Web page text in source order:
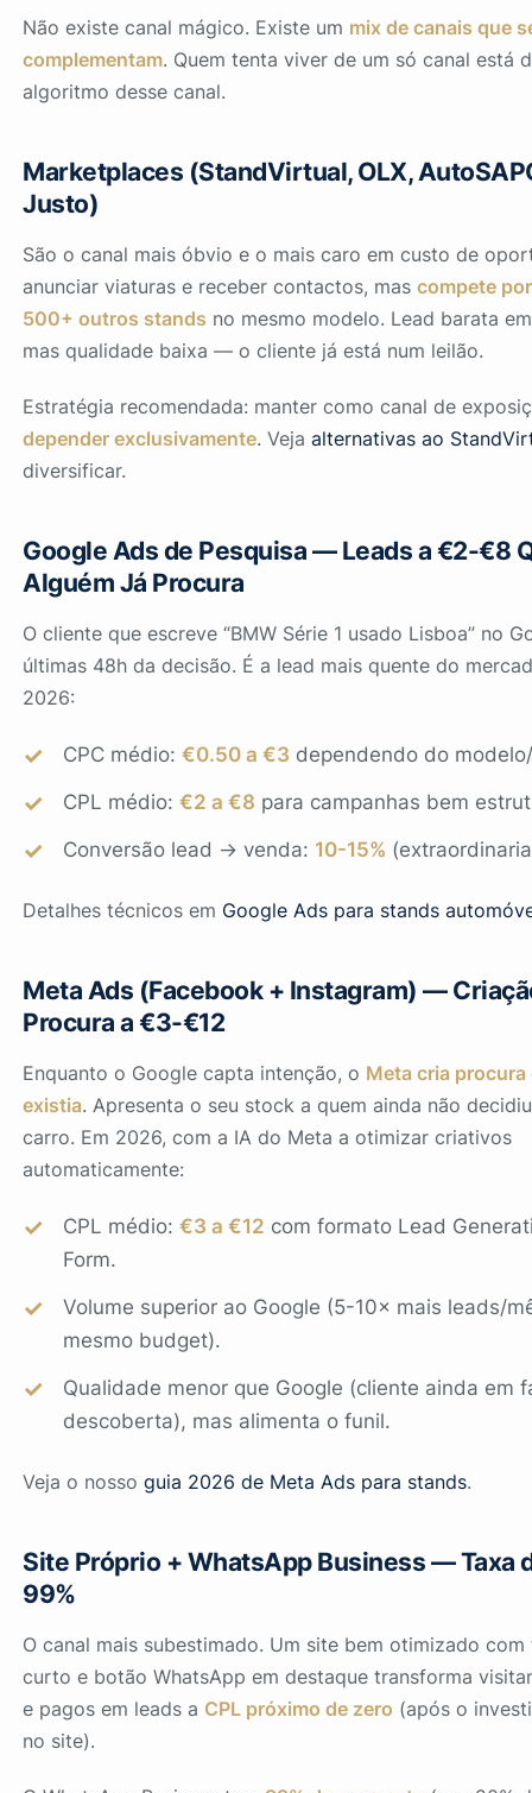
Não existe canal mágico. Existe um mix de canais que
complementam. Quem tenta viver de um só canal está
algoritmo desse canal.
Marketplaces (StandVirtual, OLX,
Justo)
São o canal mais óbvio e o mais caro em custo de
anunciar viaturas e receber contactos, mascompete
500+ outros stands no mesmo modelo. Lead barata
mas qualidade baixa — o cliente já está num leilão.
Estratégia recomendada: manter como canal de
depender exclusivamente. Vejaalternativas ao
diversificar.
Google Ads de Pesquisa — Leads a €2-€8
Alguém Já Procura
O cliente que escreve“BMW Série 1 usado Lisboa” no
últimas 48h da decisão. É a lead mais quente do
2026:
CPC médio: €0.50 a €3 dependendo do
CPL médio: €2 a €8 para campanhas bem
Conversão lead → venda: 10-15%
Detalhes técnicos em Google Ads para stands
Meta Ads (Facebook + Instagram) —
Procura a €3-€12
Enquanto o Google capta intenção, o Meta cria procura
existia. Apresenta o seu stock a quem ainda não
carro. Em 2026, com a IA do Meta a otimizar criativos
automaticamente:
CPL médio: €3 a €12 com formato Lead
Form.
Volume superior ao Google (5-10× mais leads/
mesmo budget).
Qualidade menor que Google (cliente ainda em
descoberta), mas alimenta o funil.
Veja o nossoguia 2026 de Meta Ads para stands.
Site Próprio + WhatsApp Business — Taxa
99%
O canal mais subestimado. Um site bem otimizado
curto e botão WhatsApp em destaque transforma
e pagos em leads a CPL próximo de zero (após o
no site).